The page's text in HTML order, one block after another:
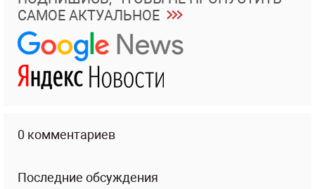
САМОЕ АКТУАЛЬНОЕ
0 комментариев
Последние обсуждения